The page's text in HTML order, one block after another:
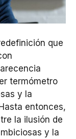
que
termómetro
y la
entonces,
la ilusión de
y la